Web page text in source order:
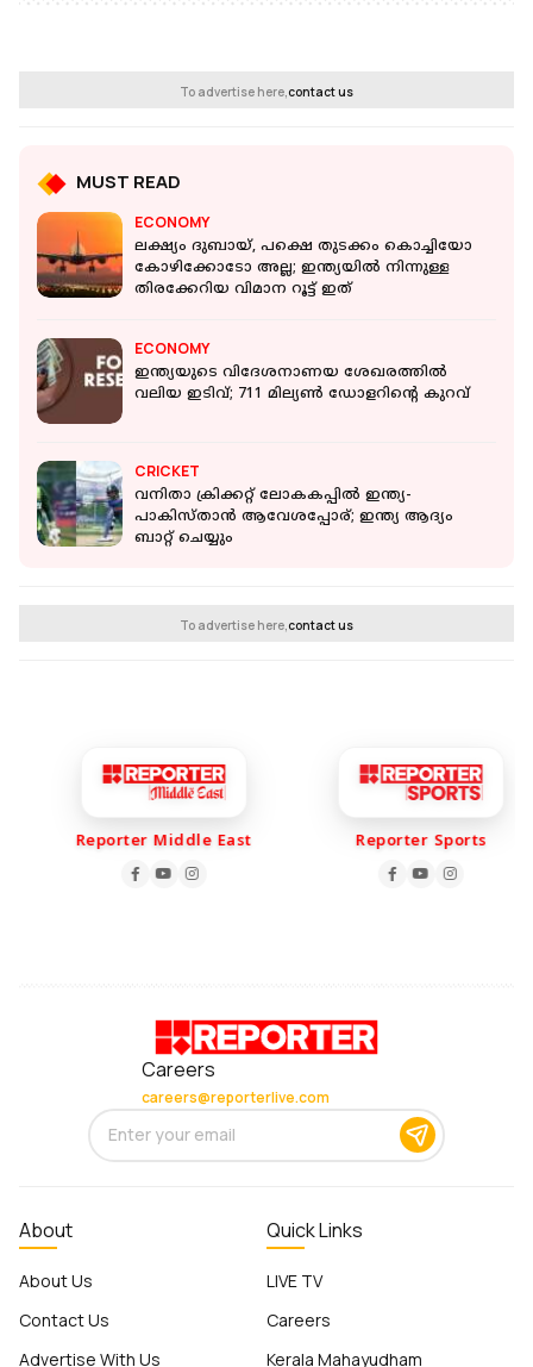
To advertise here,contact us
MUST READ
ECONOMY
ലക്ഷ്യം ദുബായ്, പക്ഷെ തുടക്കം കൊച്ചിയോ
കോഴിക്കോടോ അല്ല; ഇന്ത്യയില്‍ നിന്നുള്ള
തിരക്കേറിയ വിമാന റൂട്ട് ഇത്
ECONOMY
ഇന്ത്യയുടെ വിദേശനാണയ ശേഖരത്തില്‍
വലിയ ഇടിവ്; 711 മില്യണ്‍ ഡോളറിന്റെ കുറവ്
CRICKET
വനിതാ ക്രിക്കറ്റ് ലോകകപ്പില്‍ ഇന്ത്യ-
പാകിസ്താന്‍ ആവേശപ്പോര്; ഇന്ത്യ ആദ്യം
ബാറ്റ് ചെയ്യും
To advertise here,contact us
Reporter Middle East Reporter Sports
Careers
careers@reporterlive.com
About
About Us
Contact Us
Advertise With Us
Quick Links
LIVE TV
Careers
Kerala Mahayudham